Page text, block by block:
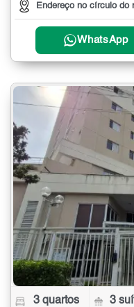
Endereço no círculo do
WhatsApp
3 quartos 3